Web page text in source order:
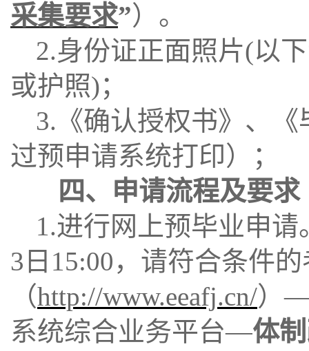
采集要求”）。
2.身份证正面照片(以
或护照)；
3.《确认授权书》、
过预申请系统打印）；
四、申请流程及要求
1.进行网上预毕业申
3日15:00，请符合条件
（http://www.eeafj.cn/）
系统综合业务平台—体